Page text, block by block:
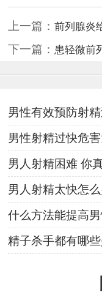
上一篇：前列腺炎
下一篇： 患轻微前
男性有效预防射
男性射精过快危
男人射精困难 你
男人射精太快怎
什么方法能提高
精子杀手都有哪